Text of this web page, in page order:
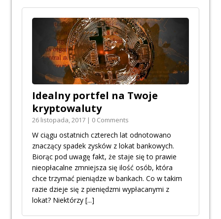
Idealny portfel na Twoje
kryptowaluty
26 listopada, 2017 | 0 Comments
W ciągu ostatnich czterech lat odnotowano
znaczący spadek zysków z lokat bankowych.
Biorąc pod uwagę fakt, że staje się to prawie
nieopłacalne zmniejsza się ilość osób, która
chce trzymać pieniądze w bankach. Co w takim
razie dzieje się z pieniędzmi wypłacanymi z
lokat? Niektórzy [...]